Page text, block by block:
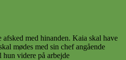
afsked med hinanden. Kaia skal have
mødes med sin chef angående
hun videre på arbejde